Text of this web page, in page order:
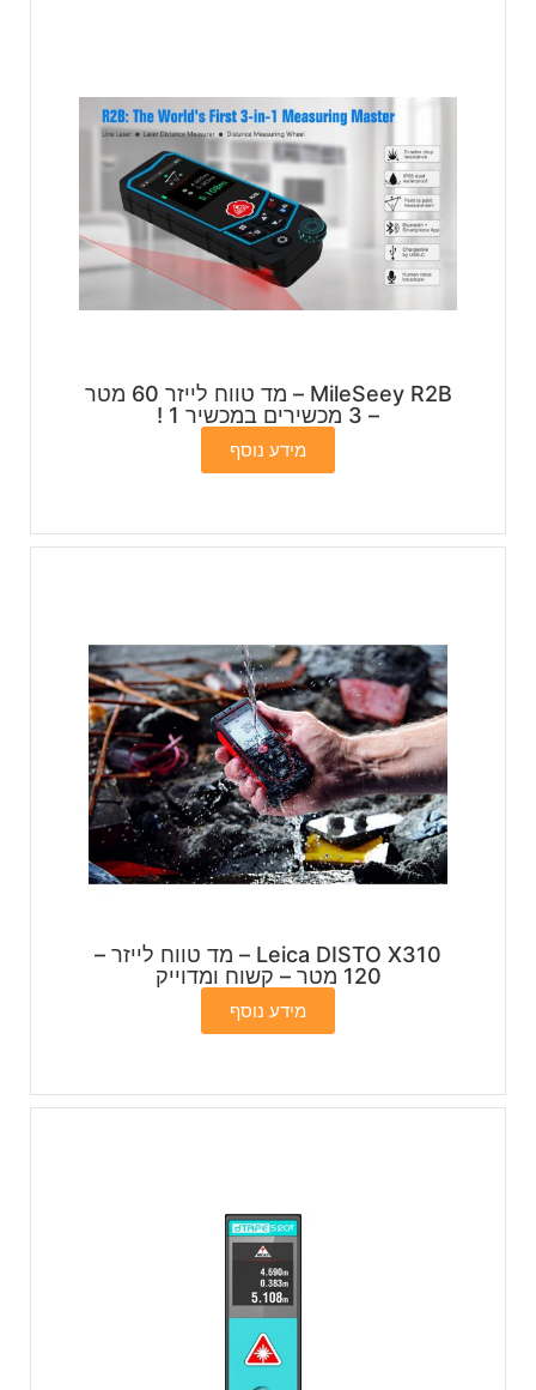
MileSeey R2B – מד טווח לייזר 60 מטר
– 3 מכשירים במכשיר 1 !
מידע נוסף
Leica DISTO X310 – מד טווח לייזר –
120 מטר – קשוח ומדוייק
מידע נוסף